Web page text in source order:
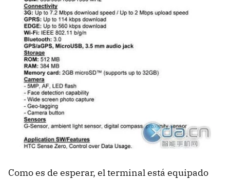
Como es de esperar, el terminal está equipado